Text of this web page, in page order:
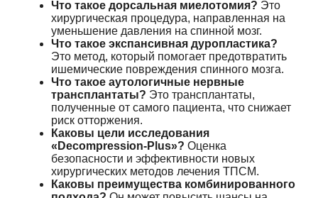
Что такое дорсальная миелотомия? Это
хирургическая процедура, направленная на
уменьшение давления на спинной мозг.
Что такое экспансивная дуропластика?
Это метод, который помогает предотвратить
ишемические повреждения спинного мозга.
Что такое аутологичные нервные
трансплантаты? Это трансплантаты,
полученные от самого пациента, что снижает
риск отторжения.
Каковы цели исследования
«Decompression-Plus»? Оценка
безопасности и эффективности новых
хирургических методов лечения ТПСМ.
Каковы преимущества комбинированного